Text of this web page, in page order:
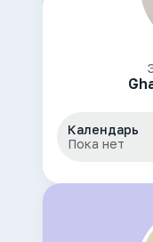
Календарь
Пока нет